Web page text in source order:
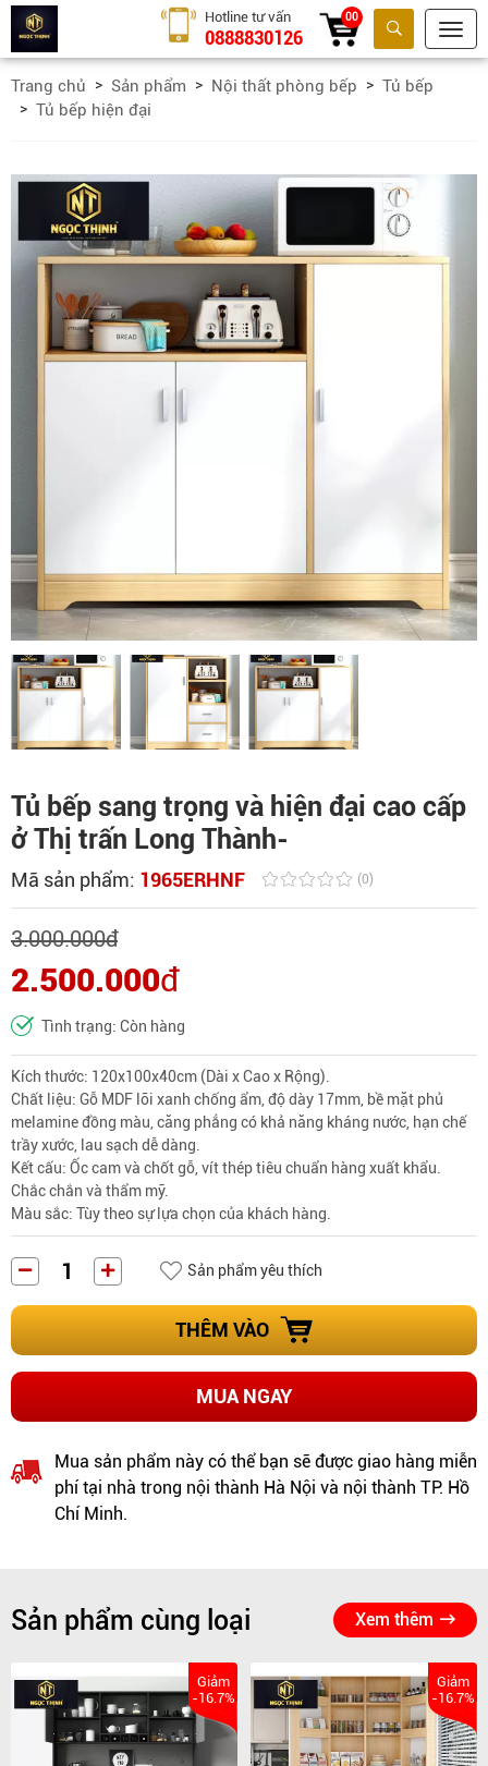
Tìm kiếm
Hotline tư vấn
0888830126
00
Trang chủ Sản phẩm Nội thất phòng bếp
Tủ bếp
Tủ bếp hiện đại
Tủ bếp sang trọng và hiện đại cao cấp
ở Thị trấn Long Thành-
Mã sản phẩm: 1965ERHNF (0)
3.000.000đ
2.500.000đ
Tình trạng: Còn hàng
Kích thước: 120x100x40cm (Dài x Cao x Rộng).
Chất liệu: Gỗ MDF lõi xanh chống ẩm, độ dày 17mm, bề mặt phủ
melamine đồng màu, căng phẳng có khả năng kháng nước, hạn chế
trầy xước, lau sạch dễ dàng.
Kết cấu: Ốc cam và chốt gỗ, vít thép tiêu chuẩn hàng xuất khẩu.
Chắc chắn và thẩm mỹ.
Màu sắc: Tùy theo sự lựa chọn của khách hàng.
Sản phẩm yêu thích
THÊM VÀO
MUA NGAY
Mua sản phẩm này có thể bạn sẽ được giao hàng miễn
phí tại nhà trong nội thành Hà Nội và nội thành TP. Hồ
Chí Minh.
Sản phẩm cùng loại Xem thêm
Giảm
-16.7%
Giảm
-16.7%